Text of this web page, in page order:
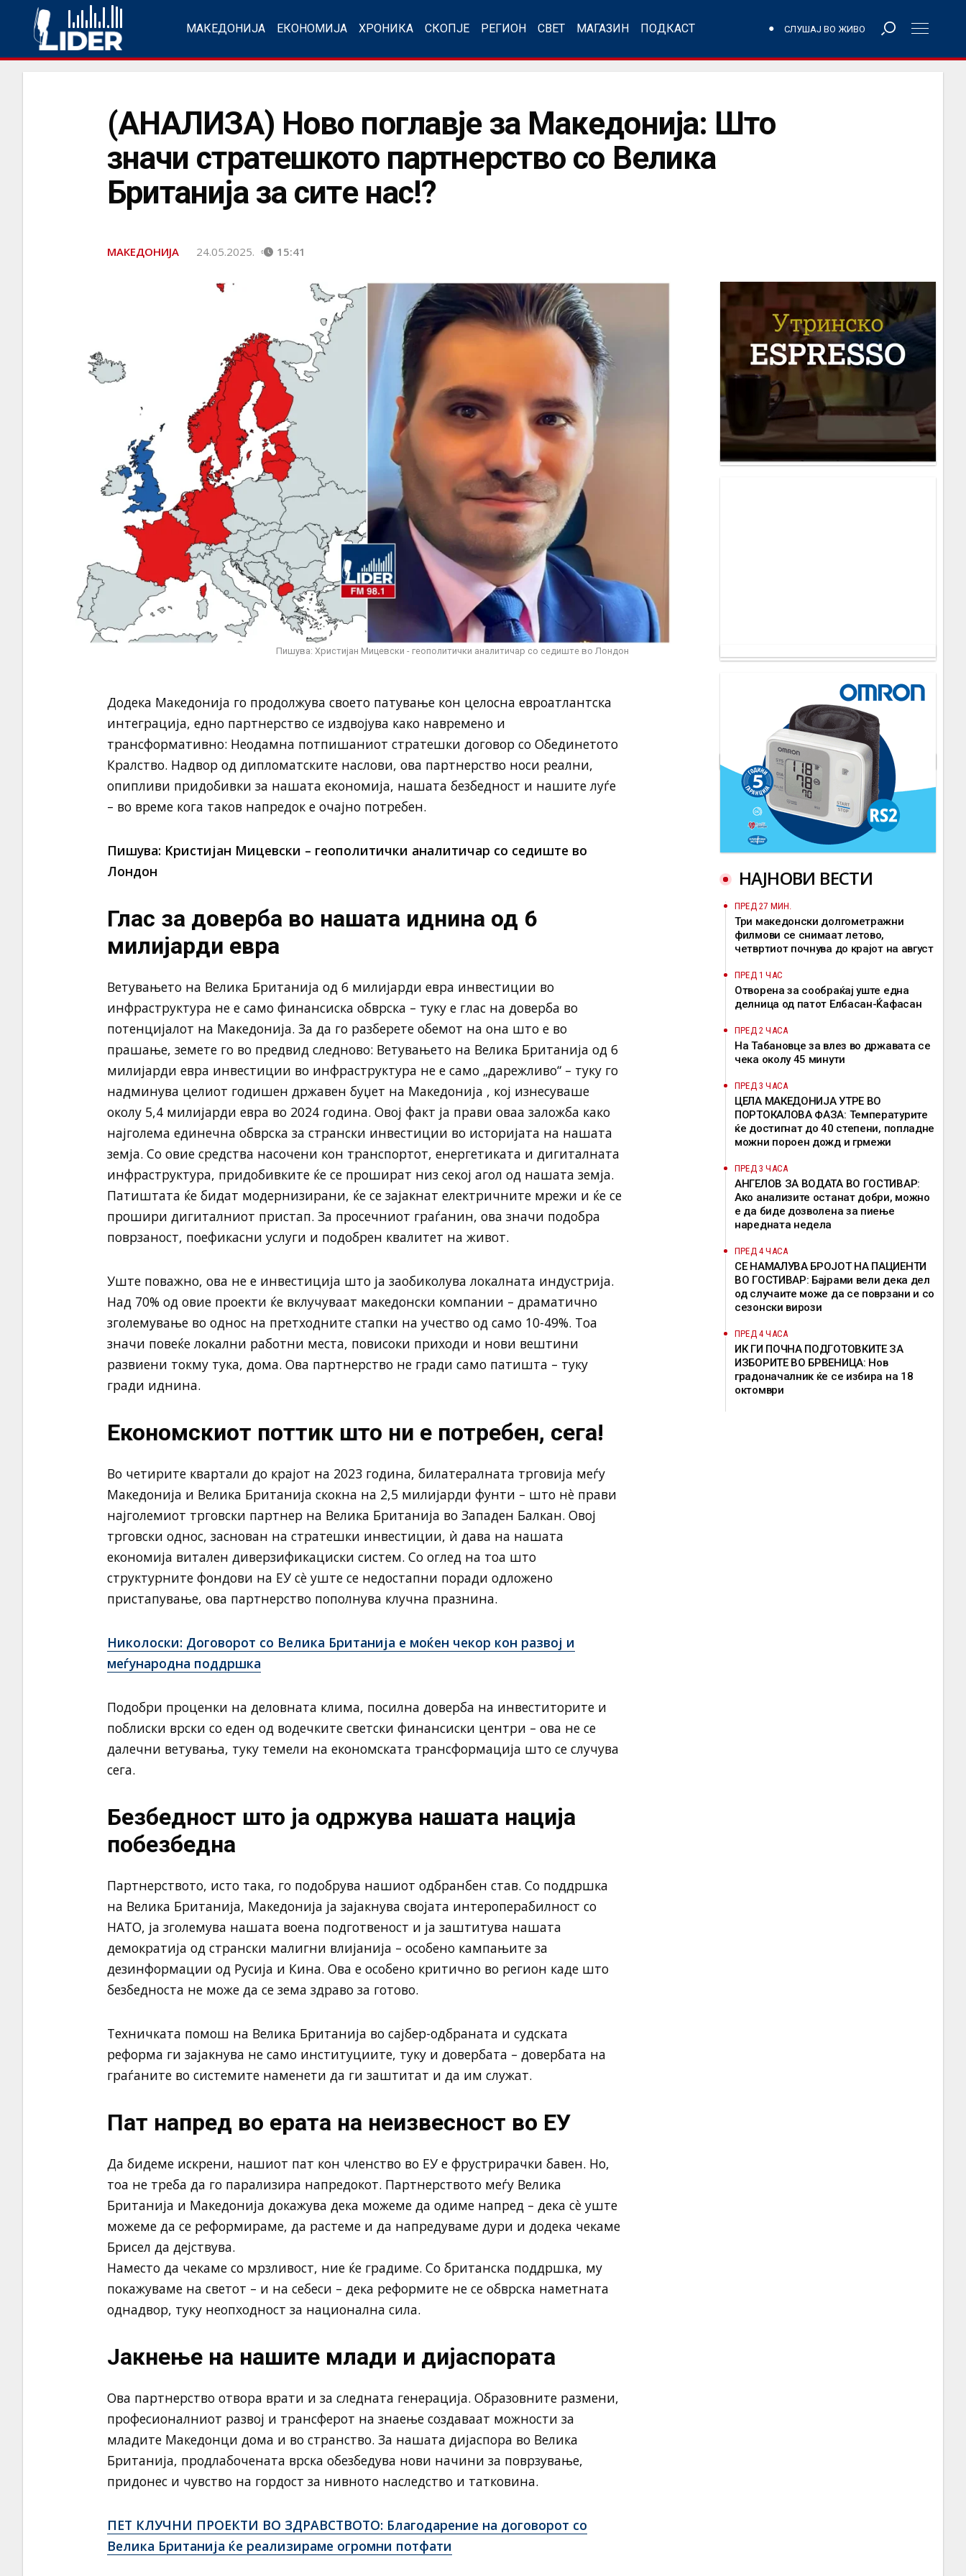
МАКЕДОНИЈА ЕКОНОМИЈА ХРОНИКА СКОПЈЕ РЕГИОН СВЕТ МАГАЗИН ПОДКАСТ СЛУШАЈ ВО ЖИВО
(АНАЛИЗА) Ново поглавје за Македонија: Што
значи стратешкото партнерство со Велика
Британија за сите нас!?
МАКЕДОНИЈА 24.05.2025. 15:41
Пишува: Христијан Мицевски - геополитички аналитичар со седиште во Лондон
Додека Македонија го продолжува своето патување кон целосна евроатлантска
интеграција, едно партнерство се издвојува како навремено и
трансформативно: Неодамна потпишаниот стратешки договор со Обединетото
Кралство. Надвор од дипломатските наслови, ова партнерство носи реални,
опипливи придобивки за нашата економија, нашата безбедност и нашите луѓе
– во време кога таков напредок е очајно потребен.
Пишува: Kристијан Мицевски – геополитички аналитичар со седиште во
Лондон
Глас за доверба во нашата иднина од 6
милијарди евра
Ветувањето на Велика Британија од 6 милијарди евра инвестиции во
инфраструктура не е само финансиска обврска – туку е глас на доверба во
потенцијалот на Македонија. За да го разберете обемот на она што е во
прашање, земете го во предвид следново: Ветувањето на Велика Британија од 6
милијарди евра инвестиции во инфраструктура не е само „дарежливо“ – туку го
надминува целиот годишен државен буџет на Македонија , кој изнесуваше
околу 5,4 милијарди евра во 2024 година. Овој факт ја прави оваа заложба како
најголема единечна обврска за странски инвестиции во историјата на нашата
земја. Со овие средства насочени кон транспортот, енергетиката и дигиталната
инфраструктура, придобивките ќе се прошират низ секој агол од нашата земја.
Патиштата ќе бидат модернизирани, ќе се зајакнат електричните мрежи и ќе се
прошири дигиталниот пристап. За просечниот граѓанин, ова значи подобра
поврзаност, поефикасни услуги и подобрен квалитет на живот.
Уште поважно, ова не е инвестиција што ја заобиколува локалната индустрија.
Над 70% од овие проекти ќе вклучуваат македонски компании – драматично
зголемување во однос на претходните стапки на учество од само 10-49%. Тоа
значи повеќе локални работни места, повисоки приходи и нови вештини
развиени токму тука, дома. Ова партнерство не гради само патишта – туку
гради иднина.
Економскиот поттик што ни е потребен, сега!
Во четирите квартали до крајот на 2023 година, билатералната трговија меѓу
Македонија и Велика Британија скокна на 2,5 милијарди фунти – што нè прави
најголемиот трговски партнер на Велика Британија во Западен Балкан. Овој
трговски однос, заснован на стратешки инвестиции, ѝ дава на нашата
економија витален диверзификациски систем. Со оглед на тоа што
структурните фондови на ЕУ сè уште се недостапни поради одложено
пристапување, ова партнерство пополнува клучна празнина.
Николоски: Договорот со Велика Британија е моќен чекор кон развој и
меѓународна поддршка
Подобри проценки на деловната клима, посилна доверба на инвеститорите и
поблиски врски со еден од водечките светски финансиски центри – ова не се
далечни ветувања, туку темели на економската трансформација што се случува
сега.
Безбедност што ја одржува нашата нација
побезбедна
Партнерството, исто така, го подобрува нашиот одбранбен став. Со поддршка
на Велика Британија, Македонија ја зајакнува својата интероперабилност со
НАТО, ја зголемува нашата воена подготвеност и ја заштитува нашата
демократија од странски малигни влијанија – особено кампањите за
дезинформации од Русија и Кина. Ова е особено критично во регион каде што
безбедноста не може да се зема здраво за готово.
Техничката помош на Велика Британија во сајбер-одбраната и судската
реформа ги зајакнува не само институциите, туку и довербата – довербата на
граѓаните во системите наменети да ги заштитат и да им служат.
Пат напред во ерата на неизвесност во ЕУ
Да бидеме искрени, нашиот пат кон членство во ЕУ е фрустрирачки бавен. Но,
тоа не треба да го парализира напредокот. Партнерството меѓу Велика
Британија и Македонија докажува дека можеме да одиме напред – дека сè уште
можеме да се реформираме, да растеме и да напредуваме дури и додека чекаме
Брисел да дејствува.
Наместо да чекаме со мрзливост, ние ќе градиме. Со британска поддршка, му
покажуваме на светот – и на себеси – дека реформите не се обврска наметната
однадвор, туку неопходност за национална сила.
Јакнење на нашите млади и дијаспората
Ова партнерство отвора врати и за следната генерација. Образовните размени,
професионалниот развој и трансферот на знаење создаваат можности за
младите Македонци дома и во странство. За нашата дијаспора во Велика
Британија, продлабочената врска обезбедува нови начини за поврзување,
придонес и чувство на гордост за нивното наследство и татковина.
ПЕТ КЛУЧНИ ПРОЕКТИ ВО ЗДРАВСТВОТО: Благодарение на договорот со
Велика Британија ќе реализираме огромни потфати
НАЈНОВИ ВЕСТИ
ПРЕД 27 МИН.
Три македонски долгометражни
филмови се снимаат летово,
четвртиот почнува до крајот на август
ПРЕД 1 ЧАС
Отворена за сообраќај уште една
делница од патот Елбасан-Ќафасан
ПРЕД 2 ЧАСА
На Табановце за влез во државата се
чека околу 45 минути
ПРЕД 3 ЧАСА
ЦЕЛА МАКЕДОНИЈА УТРЕ ВО
ПОРТОКАЛОВА ФАЗА: Температурите
ќе достигнат до 40 степени, попладне
можни пороен дожд и грмежи
ПРЕД 3 ЧАСА
АНГЕЛОВ ЗА ВОДАТА ВО ГОСТИВАР:
Ако анализите останат добри, можно
е да биде дозволена за пиење
наредната недела
ПРЕД 4 ЧАСА
СЕ НАМАЛУВА БРОЈОТ НА ПАЦИЕНТИ
ВО ГОСТИВАР: Бајрами вели дека дел
од случаите може да се поврзани и со
сезонски вирози
ПРЕД 4 ЧАСА
ИК ГИ ПОЧНА ПОДГОТОВКИТЕ ЗА
ИЗБОРИТЕ ВО БРВЕНИЦА: Нов
градоначалник ќе се избира на 18
октомври